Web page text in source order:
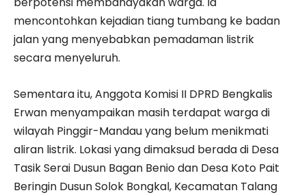
mencontohkan kejadian tiang tumbang ke badan
jalan yang menyebabkan pemadaman listrik
secara menyeluruh.
Sementara itu, Anggota Komisi II DPRD Bengkalis
Erwan menyampaikan masih terdapat warga di
wilayah Pinggir-Mandau yang belum menikmati
aliran listrik. Lokasi yang dimaksud berada di Desa
Tasik Serai Dusun Bagan Benio dan Desa Koto Pait
Beringin Dusun Solok Bongkal, Kecamatan Talang